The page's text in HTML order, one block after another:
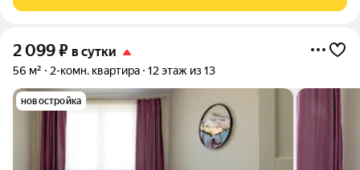
2 099₽ в сутки
56 м² 2-комн. квартира 12 этаж из 13
новостройка